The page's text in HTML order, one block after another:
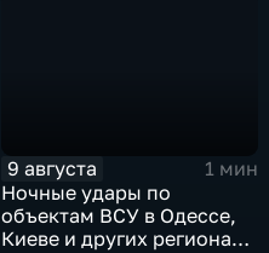
9 августа
1 мин
Ночные удары по
объектам ВСУ в Одессе,
Киеве и других регионах